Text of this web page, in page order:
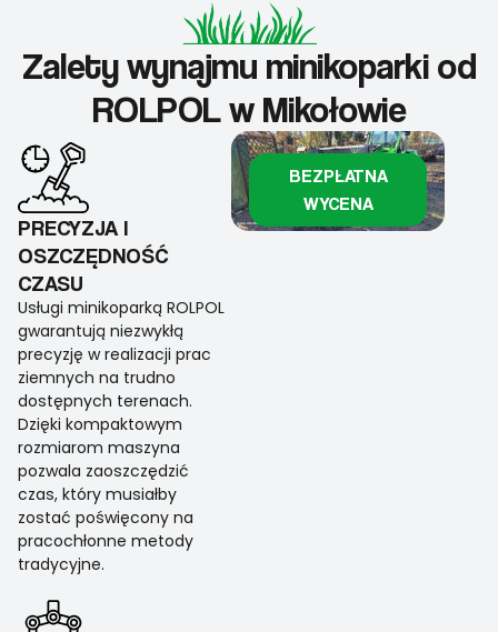
Zalety wynajmu minikoparki od
ROLPOL w Mikołowie
PRECYZJA I
OSZCZĘDNOŚĆ
CZASU
Usługi minikoparką ROLPOL
gwarantują niezwykłą
precyzję w realizacji prac
ziemnych na trudno
dostępnych terenach.
Dzięki kompaktowym
rozmiarom maszyna
pozwala zaoszczędzić
czas, który musiałby
zostać poświęcony na
pracochłonne metody
tradycyjne.
BEZPŁATNA
WYCENA